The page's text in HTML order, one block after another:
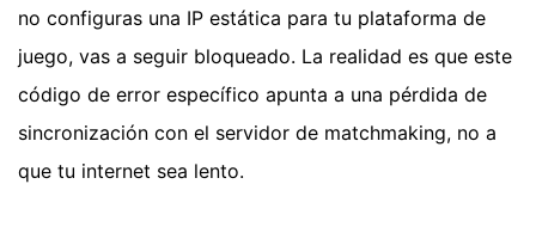
no configuras una IP estática para tu plataforma de
juego, vas a seguir bloqueado. La realidad es que este
código de error específico apunta a una pérdida de
sincronización con el servidor de matchmaking, no a
que tu internet sea lento.